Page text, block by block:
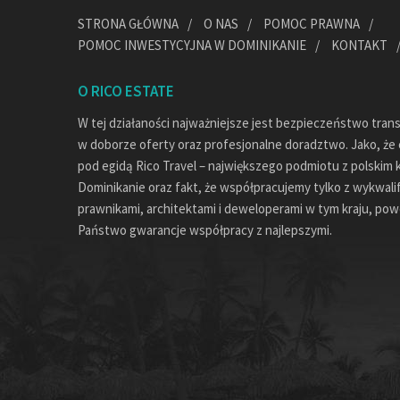
STRONA GŁÓWNA O NAS
POMOC PRAWNA
POMOC INWESTYCYJNA W DOMINIKANIE
KONTAKT
O RICO ESTATE
W tej działaności najważniejsze jest bezpieczeństwo
w doborze oferty oraz profesjonalne doradztwo. Jako, że
pod egidą Rico Travel – największego podmiotu z polskim
Dominikanie oraz fakt, że współpracujemy tylko z
prawnikami, architektami i deweloperami w tym kraju,
Państwo gwarancje współpracy z najlepszymi.